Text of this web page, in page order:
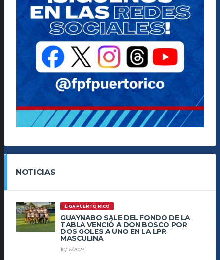
NOTICIAS
LIGA PUERTO RICO
GUAYNABO SALE DEL FONDO DE LA
TABLA VENCIÓ A DON BOSCO POR
DOS GOLES A UNO EN LA LPR
MASCULINA
10/16/2023